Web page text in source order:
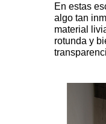
En estas
algo tan
material
rotunda y